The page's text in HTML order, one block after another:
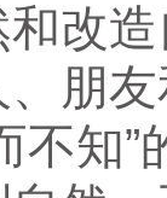
改
朋
不知